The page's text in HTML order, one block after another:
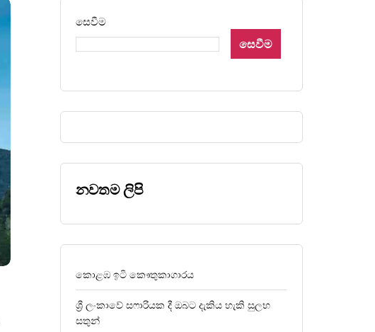
සෙවීම
සෙවීම
නවතම ලිපි
කොළඹ ඉටි කෞතුකාගාරය
ශ්‍රී ලංකාවේ සෆාරියක දී ඔබට දැකිය හැකි සුලභ
සතුන්